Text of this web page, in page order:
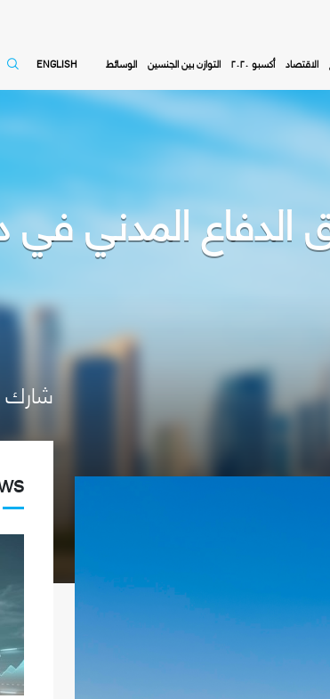
الاقتصاد أكسبو ٢٠٢٠ التوازن بين الجنسين الوسائط ENGLISH
المدني في
شارك